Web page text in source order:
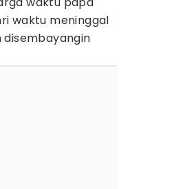
waktu meninggal